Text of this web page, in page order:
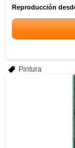
Reproducción
Pintura